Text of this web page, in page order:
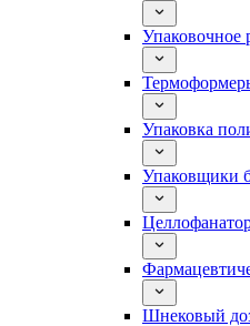
Упаковочное
Упаковка
Упаковщики
Шнековый